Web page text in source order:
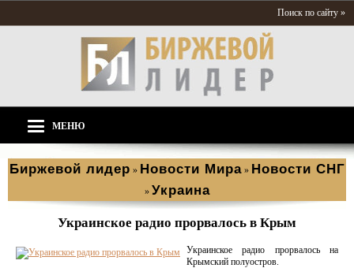
Поиск по сайту »
МЕНЮ
Биржевой лидер » Новости Мира » Новости СНГ
» Украина
Украинское радио прорвалось в Крым
Украинское радио прорвалось на
Крымский полуостров.